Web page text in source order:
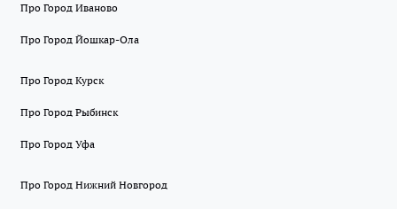
Про Город Иваново
Про Город Йошкар-Ола
Про Город Курск
Про Город Рыбинск
Про Город Уфа
Про Город Нижний Новгород